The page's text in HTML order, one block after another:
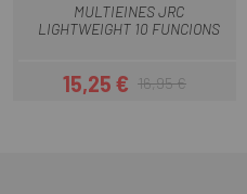
MULTIEINES JRC
LIGHTWEIGHT 10 FUNCIONS
Preu
15,25 €Preu regular
16,95 €